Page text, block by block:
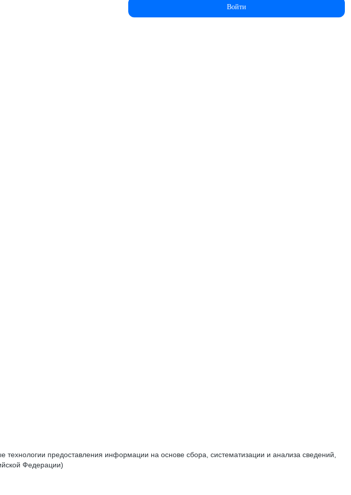
Войти
технологии предоставления информации на основе сбора, систематизации и анализа сведений,
Федерации)